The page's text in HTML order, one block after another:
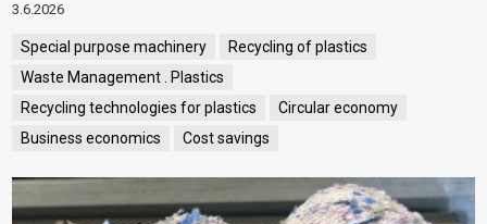
3.6.2026
Special purpose machinery
Recycling of plastics
Waste Management . Plastics
Recycling technologies for plastics
Circular economy
Business economics
Cost savings